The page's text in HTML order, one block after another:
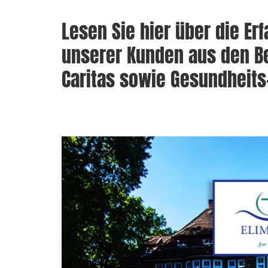
Lesen Sie hier über die
unserer Kunden aus den
Caritas sowie